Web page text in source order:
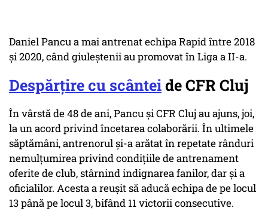
Daniel Pancu a mai antrenat echipa Rapid între 2018
şi 2020, când giuleştenii au promovat în Liga a II-a.
Despărțire cu scânteide CFR Cluj
În vârstă de 48 de ani, Pancu şi CFR Cluj au ajuns, joi,
la un acord privind încetarea colaborării. În ultimele
săptămâni, antrenorul și-a arătat în repetate rânduri
nemulțumirea privind condițiile de antrenament
oferite de club, stârnind indignarea fanilor, dar și a
oficialilor. Acesta a reușit să aducă echipa de pe locul
13 până pe locul 3, bifând 11 victorii consecutive.